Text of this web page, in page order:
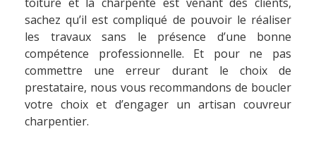
sachez qu’il est compliqué de pouvoir le réaliser
les travaux sans le présence d’une bonne
compétence professionnelle. Et pour ne pas
commettre une erreur durant le choix de
prestataire, nous vous recommandons de boucler
votre choix et d’engager un artisan couvreur
charpentier.